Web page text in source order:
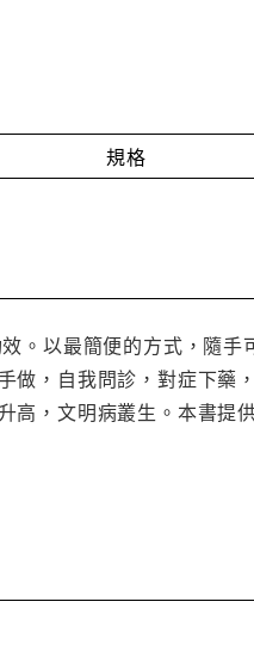
規格
。以最簡便的方式，隨
，自我問診，對症下藥
，文明病叢生。本書提